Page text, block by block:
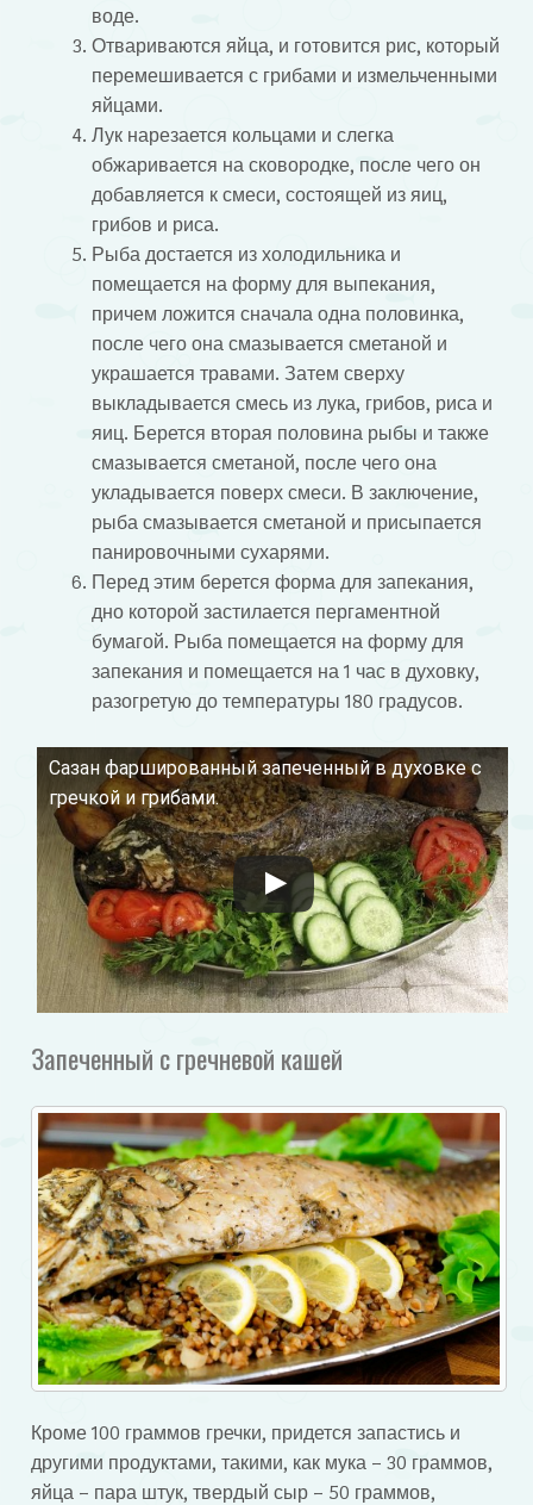
воде.
Отвариваются яйца, и готовится рис, который
перемешивается с грибами и измельченными
яйцами.
Лук нарезается кольцами и слегка
обжаривается на сковородке, после чего он
добавляется к смеси, состоящей из яиц,
грибов и риса.
Рыба достается из холодильника и
помещается на форму для выпекания,
причем ложится сначала одна половинка,
после чего она смазывается сметаной и
украшается травами. Затем сверху
выкладывается смесь из лука, грибов, риса и
яиц. Берется вторая половина рыбы и также
смазывается сметаной, после чего она
укладывается поверх смеси. В заключение,
рыба смазывается сметаной и присыпается
панировочными сухарями.
Перед этим берется форма для запекания,
дно которой застилается пергаментной
бумагой. Рыба помещается на форму для
запекания и помещается на 1 час в духовку,
разогретую до температуры 180 градусов.
Сазан фаршированный запеченный в духовке с
гречкой и грибами.
Смотрите это видео на YouTube
Запеченный с гречневой кашей
Кроме 100 граммов гречки, придется запастись и
другими продуктами, такими, как мука – 30 граммов,
яйца – пара штук, твердый сыр – 50 граммов,